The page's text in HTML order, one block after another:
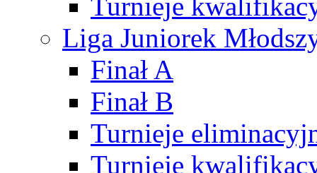
Liga Juniorek
Finał A
Finał B
Turnieje
Turnieje